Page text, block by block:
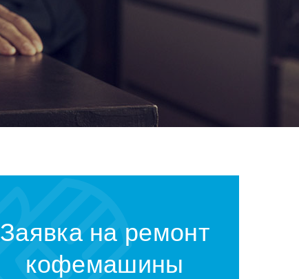
Заявка на ремонт
кофемашины